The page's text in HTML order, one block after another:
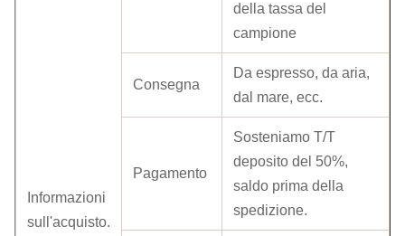
Informazioni
sull'acquisto.
della tassa del
campione
Consegna
Da espresso, da aria,
dal mare, ecc.
Pagamento
Sosteniamo T/T
deposito del 50%,
saldo prima della
spedizione.